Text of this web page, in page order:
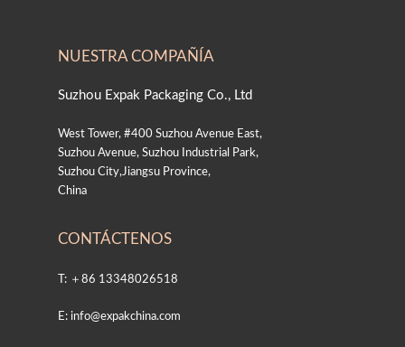
NUESTRA COMPAÑÍA
Suzhou Expak Packaging Co., Ltd
West Tower, #400 Suzhou Avenue East,
Suzhou Avenue, Suzhou Industrial Park,
Suzhou City,Jiangsu Province,
China
CONTÁCTENOS
T: ＋86 13348026518
E: info@expakchina.com